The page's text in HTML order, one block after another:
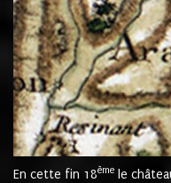
En cette fin 18ème le